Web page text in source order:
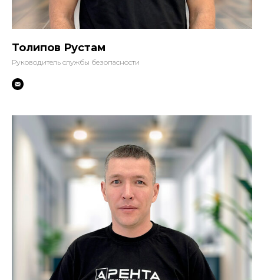
Толипов Рустам
Руководитель службы безопасности